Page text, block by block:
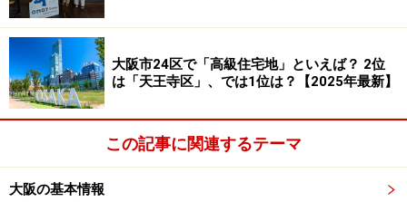
大阪市24区で「高級住宅地」といえば？ 2位
は「天王寺区」、では1位は？【2025年最新】
この記事に関連するテーマ
大阪の基本情報